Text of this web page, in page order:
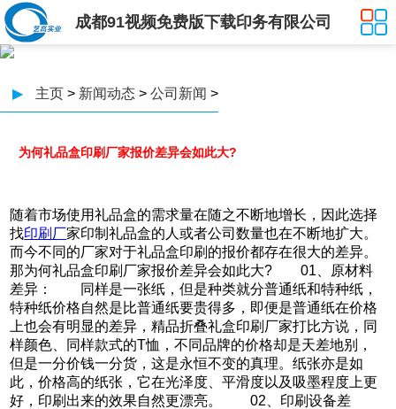
成都91视频免费版下载印务有限公司
▶ 主页 > 新闻动态 > 公司新闻 >
为何礼品盒印刷厂家报价差异会如此大?
随着市场使用礼品盒的需求量在随之不断地增长，因此选择
找印刷厂家印制礼品盒的人或者公司数量也在不断地扩大。
而今不同的厂家对于礼品盒印刷的报价都存在很大的差异。
那为何礼品盒印刷厂家报价差异会如此大? 01、原材料
差异： 同样是一张纸，但是种类就分普通纸和特种纸，
特种纸价格自然是比普通纸要贵得多，即便是普通纸在价格
上也会有明显的差异，精品折叠礼盒印刷厂家打比方说，同
样颜色、同样款式的T恤，不同品牌的价格却是天差地别，
但是一分价钱一分货，这是永恒不变的真理。纸张亦是如
此，价格高的纸张，它在光泽度、平滑度以及吸墨程度上更
好，印刷出来的效果自然更漂亮。 02、印刷设备差